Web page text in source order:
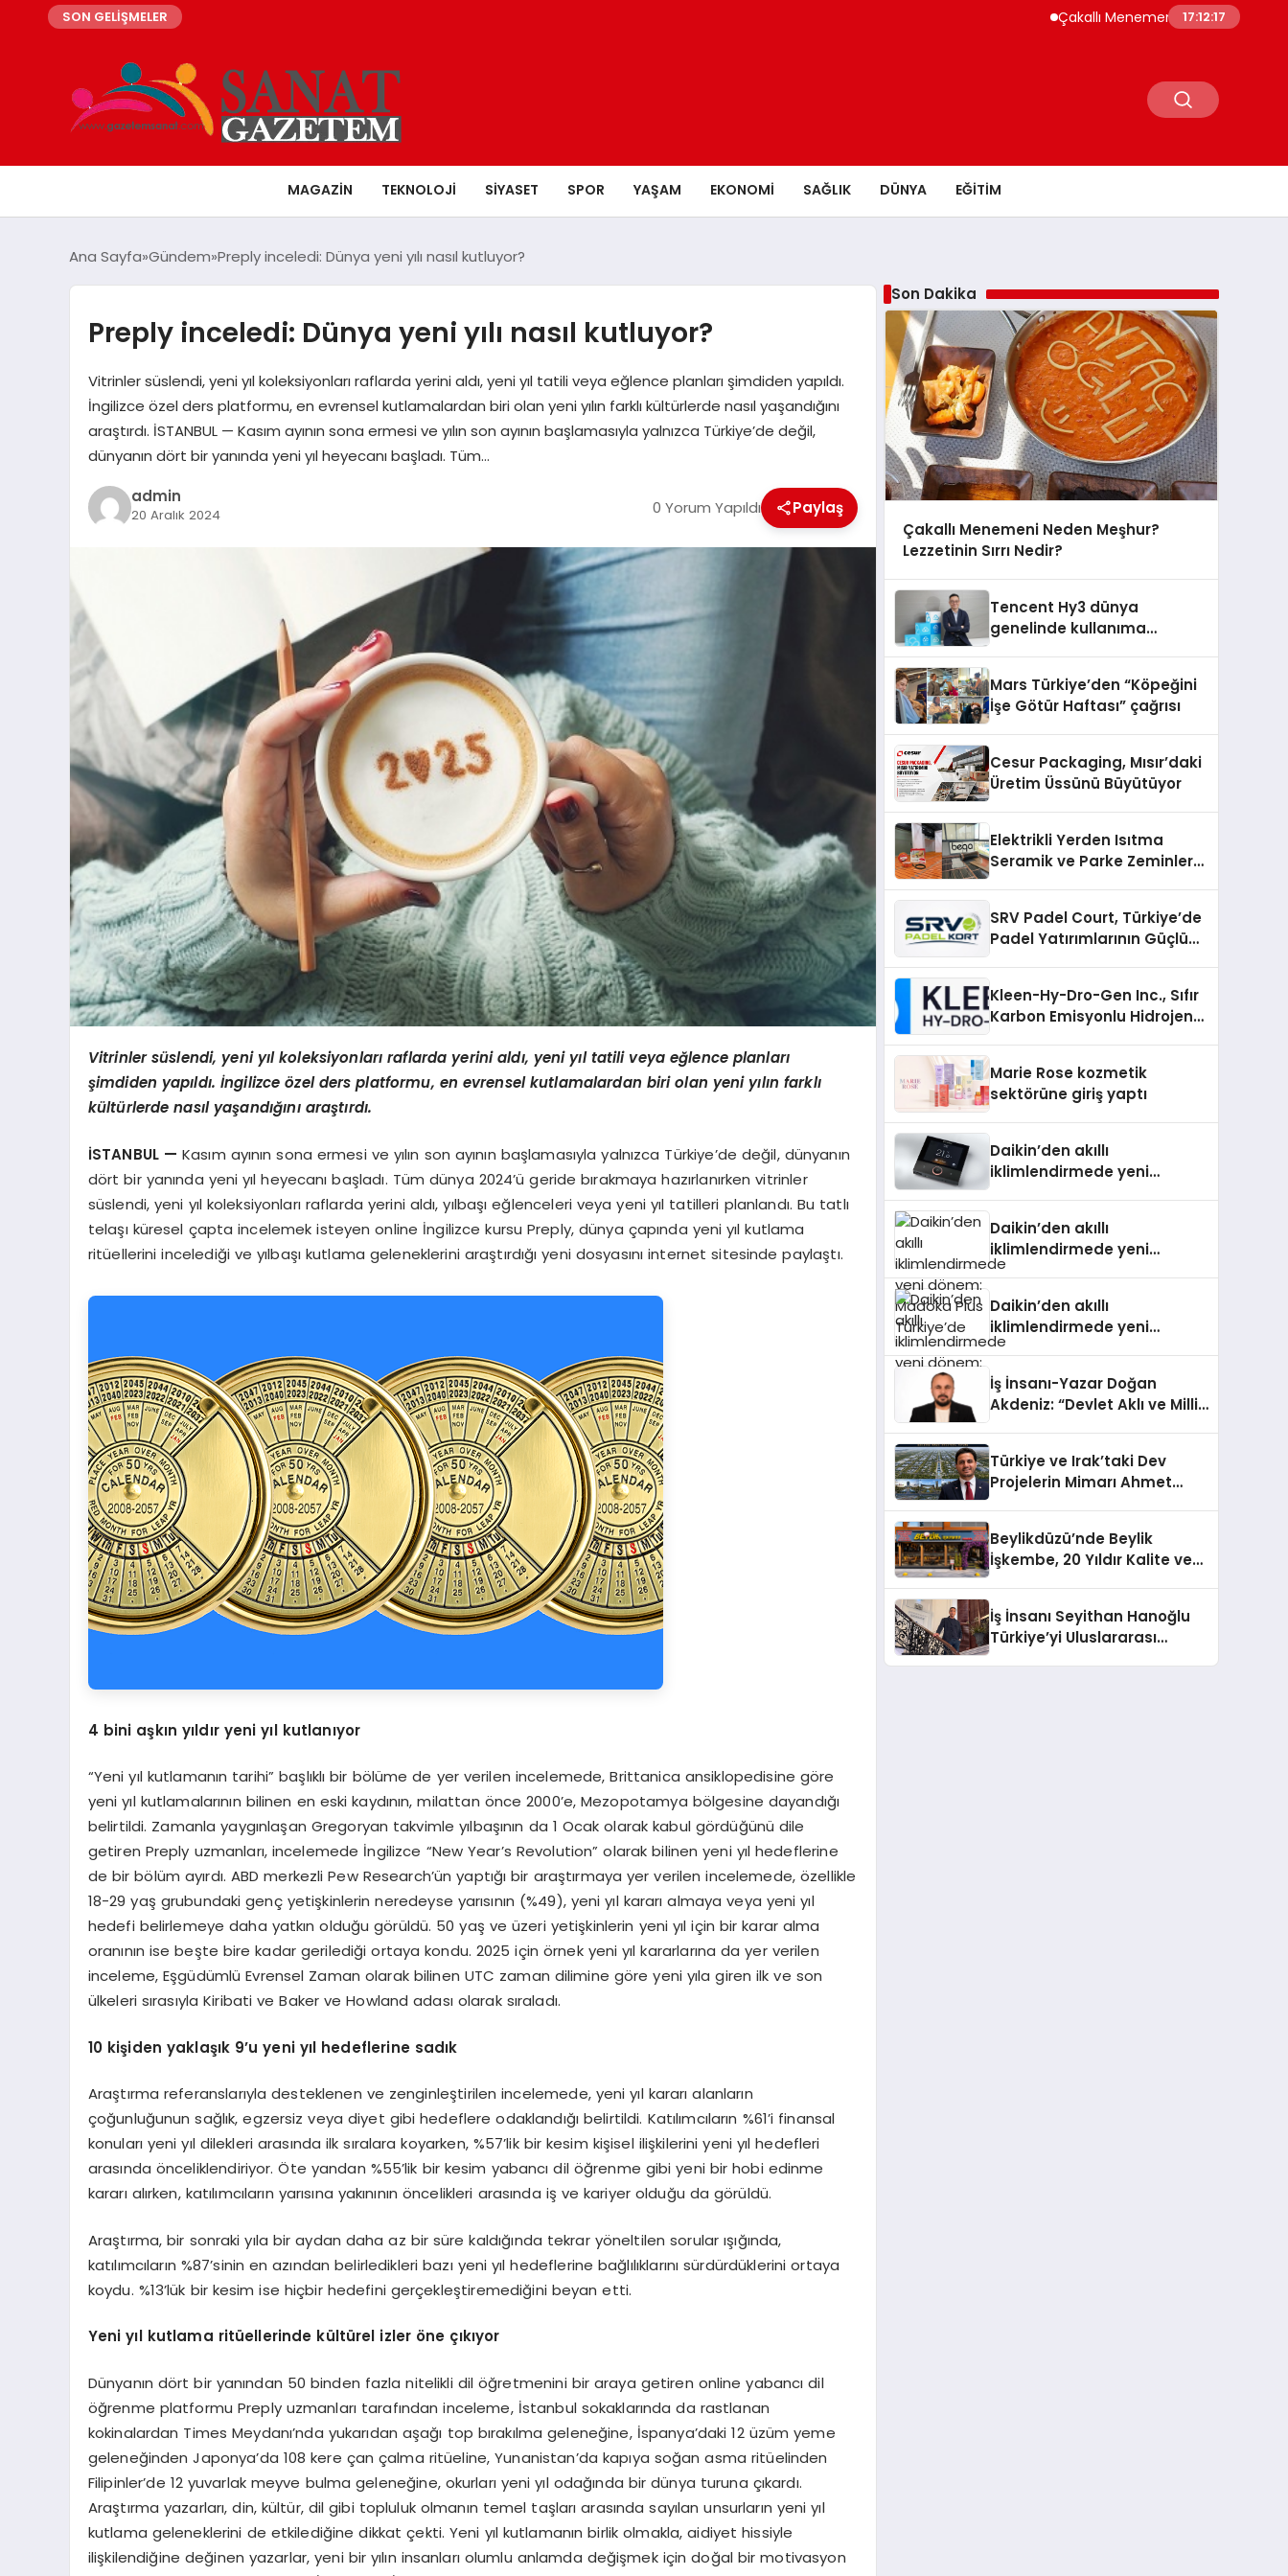
SON GELİŞMELER Çakallı Menemeni Neden Meşhur?
17:12:18
MAGAZIN TEKNOLOJI SIYASET SPOR YAŞAM EKONOMI SAĞLIK DÜNYA EĞITIM
Ana Sayfa Gündem Preply inceledi: Dünya yeni yılı nasıl kutluyor?
Preply inceledi: Dünya yeni yılı nasıl kutluyor?
Vitrinler süslendi, yeni yıl koleksiyonları raflarda yerini aldı, yeni yıl tatili veya eğlence planları şimdiden yapıldı.
İngilizce özel ders platformu, en evrensel kutlamalardan biri olan yeni yılın farklı kültürlerde nasıl yaşandığını
araştırdı. İSTANBUL — Kasım ayının sona ermesi ve yılın son ayının başlamasıyla yalnızca Türkiye’de değil,
dünyanın dört bir yanında yeni yıl heyecanı başladı. Tüm…
admin
20 Aralık 2024 0 Yorum Yapıldı Paylaş
Vitrinler süslendi, yeni yıl koleksiyonlarıraflarda yerini aldı, yeni yıl tatili veya eğlence planları
şimdiden yapıldı. İngilizceözel ders platformu, en evrensel kutlamalardan biri olan yeni yılın farklı
kültürlerde nasıl yaşandığını araştırdı.
İSTANBUL — Kasım ayının sona ermesi ve yılın son ayının başlamasıyla yalnızca Türkiye’de değil, dünyanın
dört bir yanında yeni yıl heyecanı başladı. Tüm dünya 2024’ü geride bırakmaya hazırlanırken vitrinler
süslendi, yeni yıl koleksiyonları raflarda yerini aldı, yılbaşı eğlenceleri veya yeni yıl tatilleri planlandı. Bu tatlı
telaşı küresel çapta incelemek isteyen online İngilizce kursu Preply, dünya çapında yeni yıl kutlama
ritüellerini incelediği ve yılbaşı kutlama geleneklerini araştırdığı yeni dosyasını internet sitesinde paylaştı.
4 bini aşkın yıldır yeni yıl kutlanıyor
“Yeni yıl kutlamanın tarihi” başlıklı bir bölüme de yer verilen incelemede, Brittanica ansiklopedisine göre
yeni yıl kutlamalarının bilinen en eski kaydının, milattan önce 2000’e, Mezopotamya bölgesine dayandığı
belirtildi. Zamanla yaygınlaşan Gregoryan takvimle yılbaşının da 1 Ocak olarak kabul gördüğünü dile
getiren Preply uzmanları, incelemede İngilizce “New Year’s Revolution” olarak bilinen yeni yıl hedeflerine
de bir bölüm ayırdı. ABD merkezli Pew Research’ün yaptığı bir araştırmaya yer verilen incelemede, özellikle
18-29 yaş grubundaki genç yetişkinlerin neredeyse yarısının (%49), yeni yıl kararı almaya veya yeni yıl
hedefi belirlemeye daha yatkın olduğu görüldü. 50 yaş ve üzeri yetişkinlerin yeni yıl için bir karar alma
oranının ise beşte bire kadar gerilediği ortaya kondu. 2025 için örnek yeni yıl kararlarına da yer verilen
inceleme, Eşgüdümlü Evrensel Zaman olarak bilinen UTC zaman dilimine göre yeni yıla giren ilk ve son
ülkeleri sırasıyla Kiribati ve Baker ve Howland adası olarak sıraladı.
10 kişiden yaklaşık 9’u yeni yıl hedeflerine sadık
Araştırma referanslarıyla desteklenen ve zenginleştirilen incelemede, yeni yıl kararı alanların
çoğunluğunun sağlık, egzersiz veya diyet gibi hedeflere odaklandığı belirtildi. Katılımcıların %61’i finansal
konuları yeni yıl dilekleri arasında ilk sıralara koyarken, %57’lik bir kesim kişisel ilişkilerini yeni yıl hedefleri
arasında önceliklendiriyor. Öte yandan %55’lik bir kesim yabancı dil öğrenme gibi yeni bir hobi edinme
kararı alırken, katılımcıların yarısına yakınının öncelikleri arasında iş ve kariyer olduğu da görüldü.
Araştırma, bir sonraki yıla bir aydan daha az bir süre kaldığında tekrar yöneltilen sorular ışığında,
katılımcıların %87’sinin en azından belirledikleri bazı yeni yıl hedeflerine bağlılıklarını sürdürdüklerini ortaya
koydu. %13’lük bir kesim ise hiçbir hedefini gerçekleştiremediğini beyan etti.
Yeni yıl kutlama ritüellerinde kültürel izler öne çıkıyor
Dünyanın dört bir yanından 50 binden fazla nitelikli dil öğretmenini bir araya getiren online yabancı dil
öğrenme platformu Preply uzmanları tarafından inceleme, İstanbul sokaklarında da rastlanan
kokinalardan Times Meydanı’nda yukarıdan aşağı top bırakılma geleneğine, İspanya’daki 12 üzüm yeme
geleneğinden Japonya’da 108 kere çan çalma ritüeline, Yunanistan’da kapıya soğan asma ritüelinden
Filipinler’de 12 yuvarlak meyve bulma geleneğine, okurları yeni yıl odağında bir dünya turuna çıkardı.
Araştırma yazarları, din, kültür, dil gibi topluluk olmanın temel taşları arasında sayılan unsurların yeni yıl
kutlama geleneklerini de etkilediğine dikkat çekti. Yeni yıl kutlamanın birlik olmakla, aidiyet hissiyle
ilişkilendiğine değinen yazarlar, yeni bir yılın insanları olumlu anlamda değişmek için doğal bir motivasyon
Son Dakika
Çakallı Menemeni Neden Meşhur?
Lezzetinin Sırrı Nedir?
Tencent Hy3 dünya
genelinde kullanıma
Mars Türkiye’den “Köpeğini
İşe Götür Haftası” çağrısı
Cesur Packaging, Mısır’daki
Üretim Üssünü Büyütüyor
Elektrikli Yerden Isıtma
Seramik ve Parke Zeminler
SRV Padel Court, Türkiye’de
Padel Yatırımlarının Güçlü
Kleen-Hy-Dro-Gen Inc., Sıfır
Karbon Emisyonlu Hidrojen
Aldı
Marie Rose kozmetik
sektörüne giriş yaptı
Daikin’den akıllı
iklimlendirmede yeni
Daikin’den akıllı
iklimlendirmede yeni
dönem: Madoka Plus
Daikin’den akıllı
iklimlendirmede yeni
dönem: Madoka Plus
İş İnsanı-Yazar Doğan
Akdeniz: “Devlet Aklı ve Milli
Türkiye ve Irak’taki Dev
Projelerin Mimarı Ahmet
Holding Industrial City”
Projesini Hayata Geçirecek
Beylikdüzü’nde Beylik
İşkembe, 20 Yıldır Kalite ve
İş İnsanı Seyithan Hanoğlu
Türkiye’yi Uluslararası